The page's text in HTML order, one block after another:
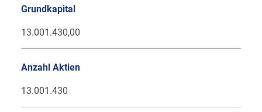
Grundkapital
13.001.430,00
Anzahl Aktien
13.001.430